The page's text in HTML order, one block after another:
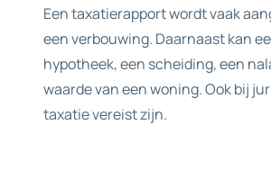
Een taxatierapport wordt vaak
een verbouwing. Daarnaast kan
hypotheek, een scheiding, een
waarde van een woning. Ook bij
taxatie vereist zijn.